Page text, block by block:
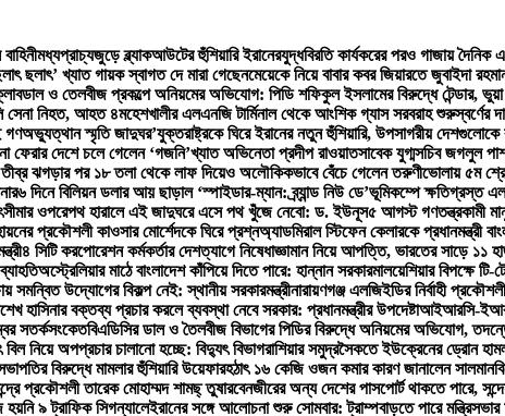
মধ্যপ্রাচ্যজুড়ে ব্ল্যাকআউটের হুঁশিয়ারি ইরানেরযুদ্ধবিরতি কার্যকরের পরও গাজায় দৈনিক
ছলাৎ’ খ্যাত গায়ক স্বাগত দে মারা গেছেনমেয়েকে নিয়ে বাবার কবর জিয়ারতে জুবাইদা
ডাল ও তেলবীজ প্রকল্পে অনিয়মের অভিযোগ: পিডি শফিকুল ইসলামের বিরুদ্ধে টেন্ডার, ভুয়া
সেনা নিহত, আহত ৪মহেশখালীর এলএনজি টার্মিনাল থেকে আংশিক গ্যাস সরবরাহ শুরুস্বর্ণের
স্মৃতি জাদুঘর’যুক্তরাষ্ট্রকে ঘিরে ইরানের নতুন হুঁশিয়ারি, উপসাগরীয় দেশগুলোকে
না ফেরার দেশে চলে গেলেন ‘গজনি’খ্যাত অভিনেতা প্রদীপ রাওয়াতসাবেক যুগ্মসচিব জগলুল
তীব্র ঝগড়ার পর ১৮ তলা থেকে লাফ দিয়েও অলৌকিকভাবে বেঁচে গেলেন তরুণীভোলায় ৫ম
৬ দিনে বিলিয়ন ডলার আয় ছাড়াল ‘স্পাইডার-ম্যান: ব্র্যান্ড নিউ ডে’ভূমিকম্পে ক্ষতিগ্রস্ত
ওপরেপথ হারালে এই জাদুঘরে এসে পথ খুঁজে নেবো: ড. ইউনূস৫ আগস্ট গণতন্ত্রকামী
প্রকৌশলী কাওসার মোর্শেদকে ঘিরে প্রশ্নঅ্যাডমিরাল স্টিফেন কেলারকে প্রধানমন্ত্রী
৪ সিটি করপোরেশন কর্মকর্তার দেশত্যাগে নিষেধাজ্ঞামান নিয়ে আপত্তি, ভারতের সাড়ে ১১
অস্ট্রেলিয়ার মাঠে বাংলাদেশ কাঁপিয়ে দিতে পারে: হান্নান সরকারমালয়েশিয়ার বিপক্ষে টি-
সমন্বিত উদ্যোগের বিকল্প নেই: স্থানীয় সরকারমন্ত্রীনারায়ণগঞ্জ এলজিইডির নির্বাহী
শেখ হাসিনার বক্তব্য প্রচার করলে ব্যবস্থা নেবে সরকার: প্রধানমন্ত্রীর উপদেষ্টাআইআরসি-
সতর্কসংকেতবিএডিসির ডাল ও তৈলবীজ বিভাগের পিডির বিরুদ্ধে অনিয়মের অভিযোগ,
নিয়ে অপপ্রচার চালানো হচ্ছে: বিদ্যুৎ বিভাগরাশিয়ার সমুদ্রসৈকতে ইউক্রেনের ড্রোন
বিরুদ্ধে মামলার হুঁশিয়ারি উয়েফারহঠাৎ ১৬ কেজি ওজন কমার কারণ জানালেন সালমান
প্রকৌশলী তারেক মোহাম্মদ শামছ্ তুষারবেনজীরের অন্য দেশের পাসপোর্ট থাকতে পারে, সন্দেহ
৯ ট্রাফিক সিগন্যালেইরানের সঙ্গে আলোচনা শুরু সোমবার: ট্রাম্পবাড়তে পারে